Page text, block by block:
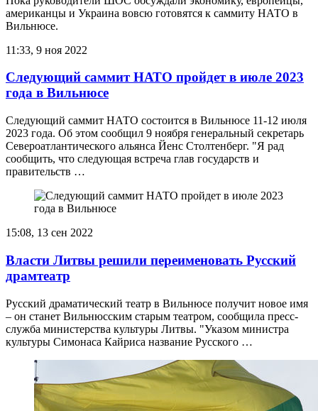
американцы и Украина вовсю готовятся к саммиту НАТО в
Вильнюсе.
11:33, 9 ноя 2022
Следующий саммит НАТО пройдет в июле 2023
года в Вильнюсе
Следующий саммит НАТО состоится в Вильнюсе 11-12 июля
2023 года. Об этом сообщил 9 ноября генеральный секретарь
Североатлантического альянса Йенс Столтенберг. "Я рад
сообщить, что следующая встреча глав государств и
правительств …
15:08, 13 сен 2022
Власти Литвы решили переименовать Русский
драмтеатр
Русский драматический театр в Вильнюсе получит новое имя
– он станет Вильнюсским старым театром, сообщила пресс-
служба министерства культуры Литвы. "Указом министра
культуры Симонаса Кайриса название Русского …